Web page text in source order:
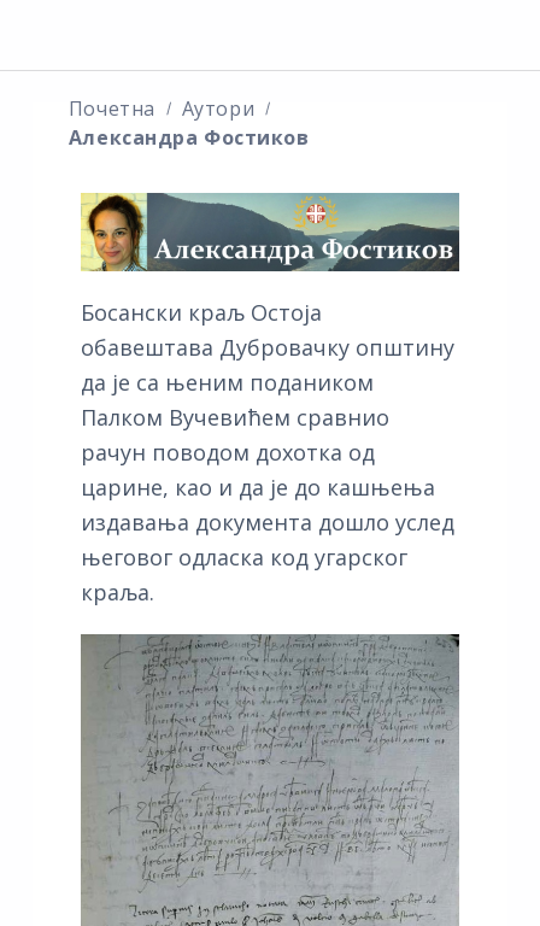
Почетна
Аутори
Александра Фостиков
Босански краљ Остоја
обавештава Дубровачку општину
да је са њеним подаником
Палком Вучевићем сравнио
рачун поводом дохотка од
царине, као и да је до кашњења
издавања документа дошло услед
његовог одласка код угарског
краља.